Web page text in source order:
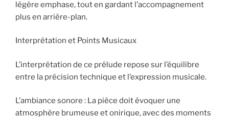
légère emphase, tout en gardant l’accompagnement
plus en arrière-plan.
Interprétation et Points Musicaux
L’interprétation de ce prélude repose sur l’équilibre
entre la précision technique et l’expression musicale.
L’ambiance sonore : La pièce doit évoquer une
atmosphère brumeuse et onirique, avec des moments